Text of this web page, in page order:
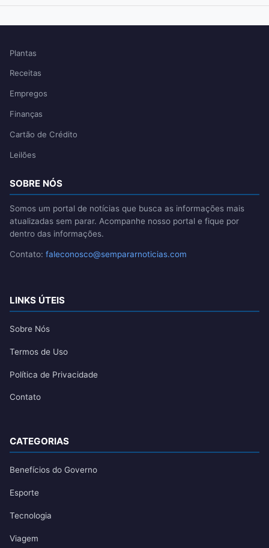
Plantas
Receitas
Empregos
Finanças
Cartão de Crédito
Leilões
SOBRE NÓS
Somos um portal de notícias que busca as informações mais
atualizadas sem parar. Acompanhe nosso portal e fique por
dentro das informações.
Contato: faleconosco@sempararnoticias.com
LINKS ÚTEIS
Sobre Nós
Termos de Uso
Política de Privacidade
Contato
CATEGORIAS
Benefícios do Governo
Esporte
Tecnologia
Viagem